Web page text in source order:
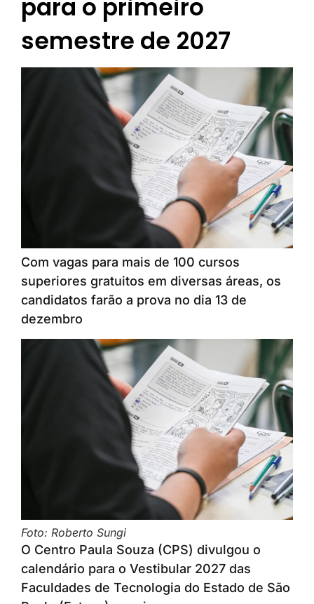
para o primeiro
semestre de 2027
Com vagas para mais de 100 cursos
superiores gratuitos em diversas áreas, os
candidatos farão a prova no dia 13 de
dezembro
Foto: Roberto Sungi
O Centro Paula Souza (CPS) divulgou o
calendário para o Vestibular 2027 das
Faculdades de Tecnologia do Estado de São